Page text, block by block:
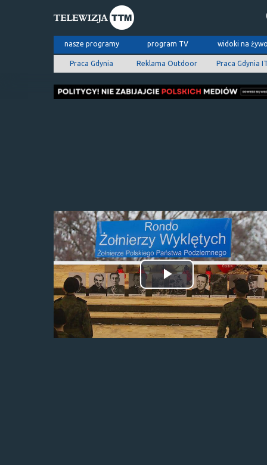
nasze programy program TV widoki na
Praca Gdynia Reklama Outdoor Praca Gdynia
Odtwórz
wideo